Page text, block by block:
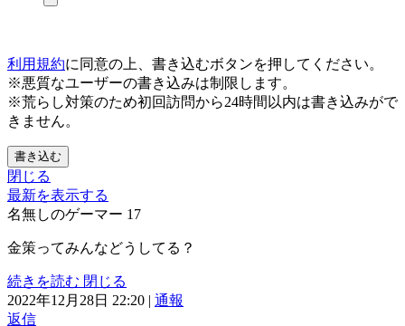
利用規約に同意の上、書き込むボタンを押してください。
※悪質なユーザーの書き込みは制限します。
※荒らし対策のため初回訪問から24時間以内は書き込みがで
きません。
書き込む
閉じる
最新を表示する
名無しのゲーマー 17
金策ってみんなどうしてる？
続きを読む 閉じる
2022年12月28日 22:20 | 通報
返信